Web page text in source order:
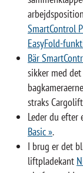
SmartControl
EasyFold-
Bär
sikker med
straks
Leder du efter
Basic ».
I brug er det
liftpladekant